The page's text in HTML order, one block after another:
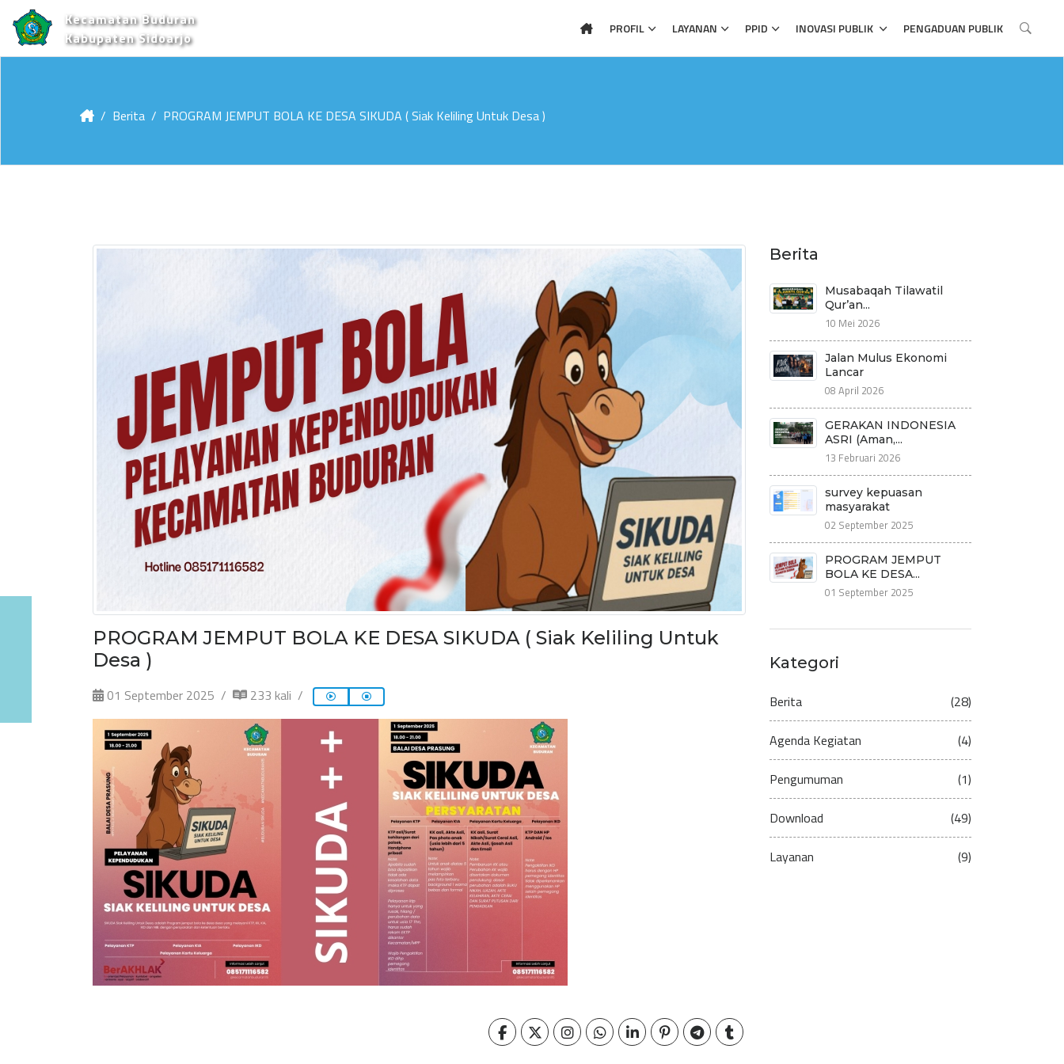
Kecamatan Buduran
Kabupaten Sidoarjo
PROFIL LAYANAN PPID INOVASI PUBLIK PENGADUAN PUBLIK
Berita PROGRAM JEMPUT BOLA KE DESA SIKUDA ( Siak Keliling Untuk Desa )
PROGRAM JEMPUT BOLA KE DESA SIKUDA ( Siak Keliling Untuk
Desa )
01 September 2025 233 kali
Berita
Musabaqah Tilawatil
Qur’an...
10 Mei 2026
Jalan Mulus Ekonomi
Lancar
08 April 2026
GERAKAN INDONESIA
ASRI (Aman,...
13 Februari 2026
survey kepuasan
masyarakat
02 September 2025
PROGRAM JEMPUT
BOLA KE DESA...
01 September 2025
Kategori
Berita (28)
Agenda Kegiatan (4)
Pengumuman (1)
Download (49)
Layanan (9)